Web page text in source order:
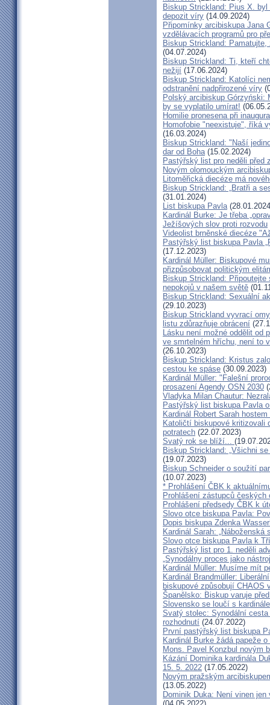
Biskup Strickland: Pius X.
depozit víry (14.09.2024)
Připomínky arcibiskupa Jana
vzdělávacích programů pro
Biskup Strickland:
(04.07.2024)
Biskup Strickland: Ti, kteří
nežijí (17.06.2024)
Biskup Strickland: Katolíci
odstranění nadpřirozené víry
Polský arcibiskup Górzyński:
by se vyplatilo umírat!
Homilie pronesena při
Homofobie "neexistuje", říká
(16.03.2024)
Biskup Strickland: "Naší
dar od Boha(15.02.2024)
Pastýřský list pro neděli před
Novým olomouckým
Litoměřická diecéze má
Biskup Strickland: „Bratři a
(31.01.2024)
List biskupa Pavla
Kardinál Burke: Je třeba
Ježíšových slov proti rozvodu
Videolist brněnské diecéze
Pastýřský list biskupa Pavla
(17.12.2023)
Kardinál Müller: Biskupové
přizpůsobovat politickým
Biskup Strickland:
nepokojů v našem světě
Biskup Strickland: Sexuální
(29.10.2023)
Biskup Strickland vyvrací
listu zdůrazňuje obrácení
Lásku není možné oddělit od
ve smrtelném hříchu, není to
(26.10.2023)
Biskup Strickland: Kristus
cestou ke spáse (30.09.2023)
Kardinál Müller: "Falešní
prosazení Agendy OSN 2030
Vladyka Milan Chautur:
Pastýřský list biskupa Pavla
Kardinál Robert Sarah
Katoličtí biskupové kritizovali
potratech (22.07.2023)
Svatý rok se blíží...
Biskup Strickland: „Všichni
(19.07.2023)
Biskup Schneider o soužití
(10.07.2023)
* Prohlášení ČBK k
Prohlášení zástupců
Prohlášení předsedy ČBK k
Slovo otce biskupa Pavla:
Dopis biskupa Zdenka
Kardinál Sarah: „Náboženská
Slovo otce biskupa Pavla k
Pastýřský list pro 1. neděli
„Synodálny proces jako
Kardinál Müller: Musíme mít
Kardinál Brandmüller:
biskupové způsobují CHAOS
Španělsko: Biskup varuje
Slovensko se loučí s
Svatý stolec: Synodální
rozhodnutí (24.07.2022)
První pastýřský list biskupa
Kardinál Burke žádá papeže
Mons. Pavel Konzbul novým
Kázání Dominika kardinála
15. 5. 2022 (17.05.2022)
Novým pražským
(13.05.2022)
Dominik Duka: Není vinen